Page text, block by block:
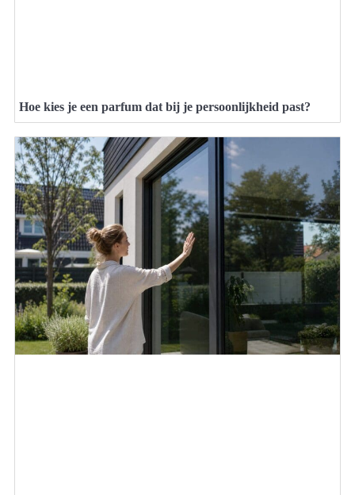
Hoe kies je een parfum dat bij je persoonlijkheid past?